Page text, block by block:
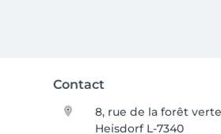
Contact
8, rue de la forêt
Heisdorf L-7340